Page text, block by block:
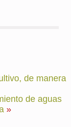
de manera
de aguas
»